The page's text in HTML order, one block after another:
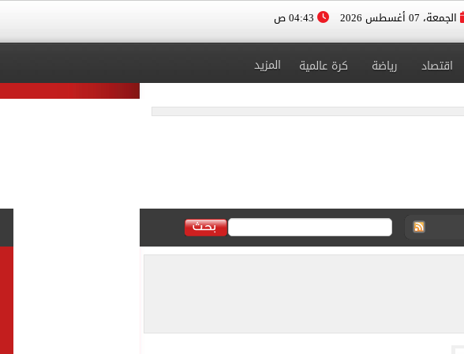
الجمعة، 07 أغسطس 2026
اقتصاد رياضة كرة عالمية المزيد